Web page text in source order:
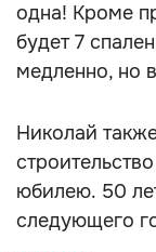
одна! Кроме
будет 7
медленно, но
Николай
юбилею. 50
следующего